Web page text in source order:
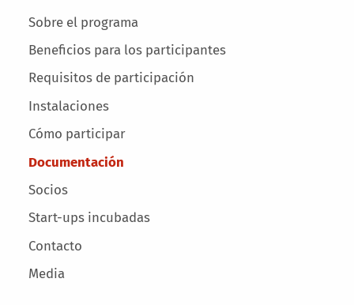
Main menu
Sobre el programa
Beneficios para los participantes
Requisitos de participación
Instalaciones
Cómo participar
Documentación
Socios
Start-ups incubadas
Contacto
Media